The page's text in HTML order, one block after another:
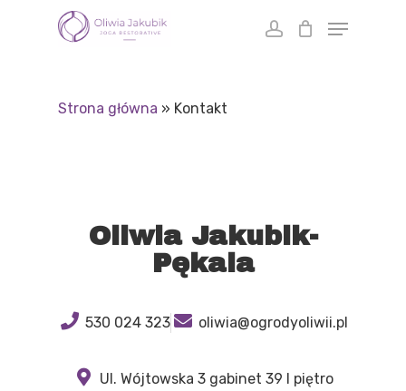
Strona główna » Kontakt
Oliwia Jakubik-
Pękala
530 024 323 oliwia@ogrodyoliwii.pl
Ul. Wójtowska 3 gabinet 39 I piętro